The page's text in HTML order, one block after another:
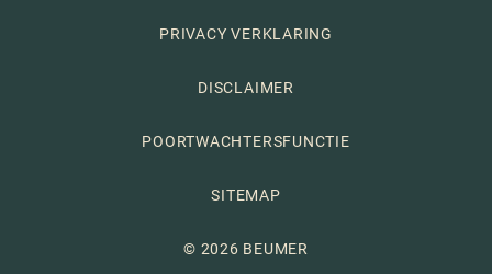
PRIVACY VERKLARING
DISCLAIMER
POORTWACHTERSFUNCTIE
SITEMAP
© 2026 BEUMER